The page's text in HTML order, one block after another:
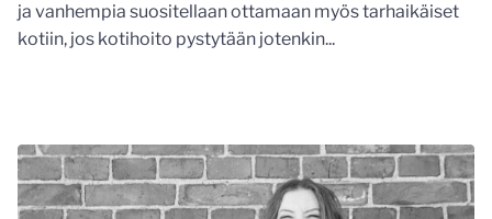
ja vanhempia suositellaan ottamaan myös tarhaikäiset
kotiin, jos kotihoito pystytään jotenkin...